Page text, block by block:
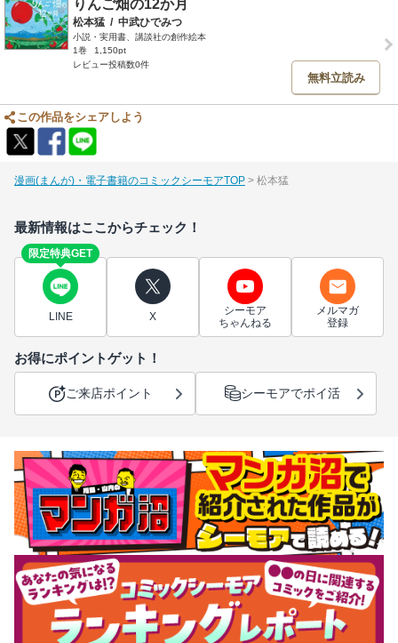
りんご畑の12か月
松本猛 / 中武ひでみつ
小説・実用書、講談社の創作絵本
1巻
1,150pt
レビュー投稿数0件
無料立読み
この作品をシェアしよう
漫画(まんが)・電子書籍のコミックシーモアTOP 松本猛
最新情報はここからチェック！
限定特典GET
LINE X
シーモア
ちゃんねる
メルマガ
登録
お得にポイントゲット！
ご来店ポイント シーモアでポイ活